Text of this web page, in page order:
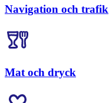
Navigation och trafik
Mat och dryck